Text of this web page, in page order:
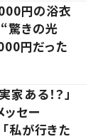
円の浴衣
驚きの光
円だった
ある！？」
セー
私が行きた